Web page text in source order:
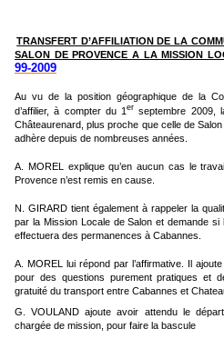
TRANSFERT D’AFFILIATION DE LA
SALON DE PROVENCE A LA MISSION
99-2009
Au vu de la position géographique de la
d’affilier, à compter du 1er septembre 2009,
Châteaurenard, plus proche que celle de
adhère depuis de nombreuses années.
A. MOREL explique qu’en aucun cas le
Provence n’est remis en cause.
N. GIRARD tient également à rappeler la
par la Mission Locale de Salon et demande
effectuera des permanences à Cabannes.
A. MOREL lui répond par l’affirmative. Il
pour des questions purement pratiques et
gratuité du transport entre Cabannes et
G. VOULAND ajoute avoir attendu le
chargée de mission, pour faire la bascule